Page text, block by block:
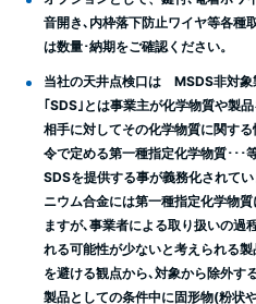
音開き､内枠落下防止ワイヤ等各種
は数量･納期をご確認ください。
当社の天井点検口は MSDS非対象
｢SDS｣とは事業主が化学物質や製
相手に対してその化学物質に関す
令で定める第一種指定化学物質･･･
SDSを提供する事が義務化されて
ニウム合金には第一種指定化学物
ますが､事業者による取り扱いの過
れる可能性が少ないと考えられる
を避ける観点から､対象から除外す
製品としての条件中に固形物(粉状